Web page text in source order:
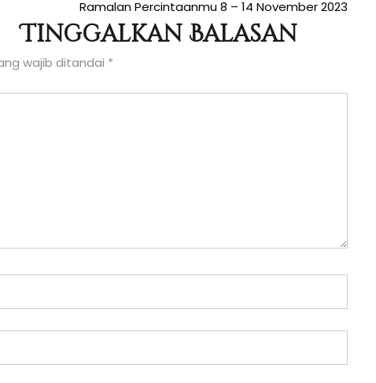
Ramalan Percintaanmu 8 – 14 November 2023
Tinggalkan Balasan
wajib ditandai *